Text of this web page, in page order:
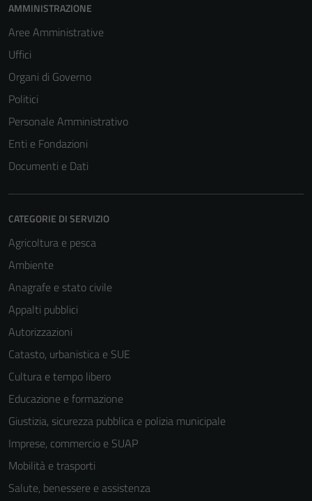
AMMINISTRAZIONE
Aree Amministrative
Uffici
Organi di Governo
Politici
Personale Amministrativo
Enti e Fondazioni
Documenti e Dati
CATEGORIE DI SERVIZIO
Agricoltura e pesca
Ambiente
Anagrafe e stato civile
Appalti pubblici
Autorizzazioni
Catasto, urbanistica e SUE
Cultura e tempo libero
Educazione e formazione
Giustizia, sicurezza pubblica e polizia municipale
Imprese, commercio e SUAP
Mobilità e trasporti
Salute, benessere e assistenza